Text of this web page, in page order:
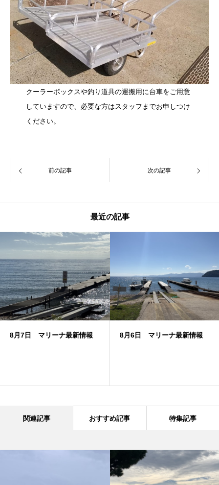
クーラーボックスや釣り道具の運搬用に台車をご用意
していますので、必要な方はスタッフまでお申しつけ
ください。
前の記事 次の記事
最近の記事
8月7日 マリーナ最新情報 8月6日 マリーナ最新情報
関連記事 おすすめ記事 特集記事